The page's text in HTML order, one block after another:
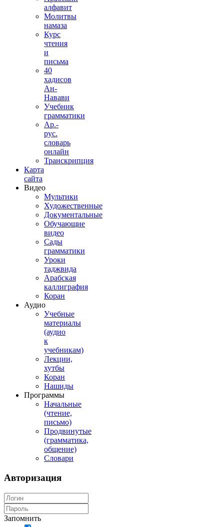
алфавит
Молитвы
намаза
Курс
чтения
и
письма
40
хадисов
Ан-
Навави
Учебник
грамматики
Ар.-
рус.
словарь
онлайн
Транскрипция
Карта
сайта
Видео
Мультики
Художественные
Документальные
Обучающие
видео
Сады
грамматики
Уроки
таджвида
Арабская
каллиграфия
Коран
Аудио
Учебные
материалы
(аудио
к
учебникам)
Лекции,
хутбы
Коран
Нашиды
Программы
Начальные
(чтение,
письмо)
Продвинутые
(грамматика,
общение)
Словари
Авторизация
Запомнить